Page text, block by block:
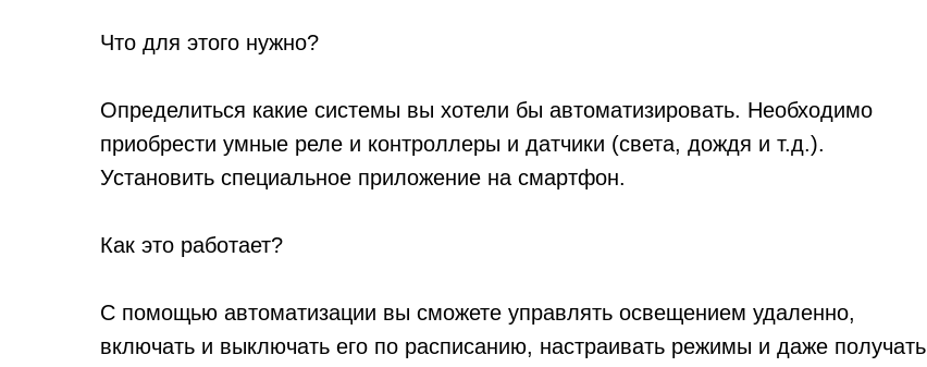
Что для этого нужно?
Определиться какие системы вы хотели бы автоматизировать. Необходимо
приобрести умные реле и контроллеры и датчики (света, дождя и т.д.).
Установить специальное приложение на смартфон.
Как это работает?
С помощью автоматизации вы сможете управлять освещением удаленно,
включать и выключать его по расписанию, настраивать режимы и даже получать